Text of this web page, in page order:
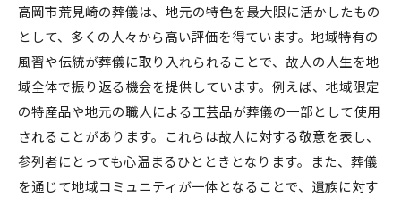
高岡市荒見崎の葬儀は、地元の特色を最大限に活かしたもの
として、多くの人々から高い評価を得ています。地域特有の
風習や伝統が葬儀に取り入れられることで、故人の人生を地
域全体で振り返る機会を提供しています。例えば、地域限定
の特産品や地元の職人による工芸品が葬儀の一部として使用
されることがあります。これらは故人に対する敬意を表し、
参列者にとっても心温まるひとときとなります。また、葬儀
を通じて地域コミュニティが一体となることで、遺族に対す